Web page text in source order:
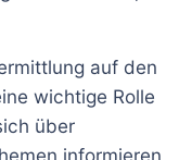
auf den
wichtige Rolle
über
informieren